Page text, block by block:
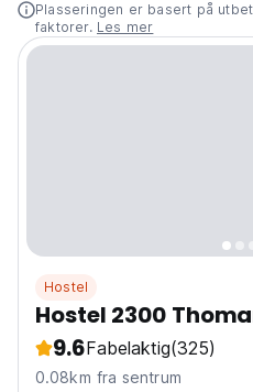
Plasseringen er basert på
faktorer. Les mer
Hostel
Hostel 2300
9.6Fabelaktig(325)
0.08km fra sentrum